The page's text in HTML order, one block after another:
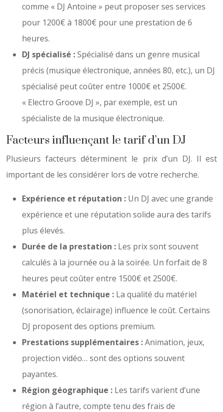
comme « DJ Antoine » peut proposer ses services
pour 1200€ à 1800€ pour une prestation de 6
heures.
DJ spécialisé :Spécialisé dans un genre musical
précis (musique électronique, années 80, etc.), un DJ
spécialisé peut coûter entre 1000€ et 2500€.
« Electro Groove DJ », par exemple, est un
spécialiste de la musique électronique.
Facteurs influençant le tarif d’un DJ
Plusieurs facteurs déterminent le prix d’un DJ. Il est
important de les considérer lors de votre recherche.
Expérience et réputation : Un DJ avec une grande
expérience et une réputation solide aura des tarifs
plus élevés.
Durée de la prestation : Les prix sont souvent
calculés à la journée ou à la soirée. Un forfait de 8
heures peut coûter entre 1500€ et 2500€.
Matériel et technique : La qualité du matériel
(sonorisation, éclairage) influence le coût. Certains
DJ proposent des options premium.
Prestations supplémentaires :Animation, jeux,
projection vidéo… sont des options souvent
payantes.
Région géographique : Les tarifs varient d’une
région à l’autre, compte tenu des frais de